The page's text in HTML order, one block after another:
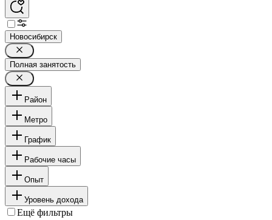
Новосибирск
Полная занятость
Район
Метро
График
Рабочие часы
Опыт
Уровень дохода
Ещё фильтры